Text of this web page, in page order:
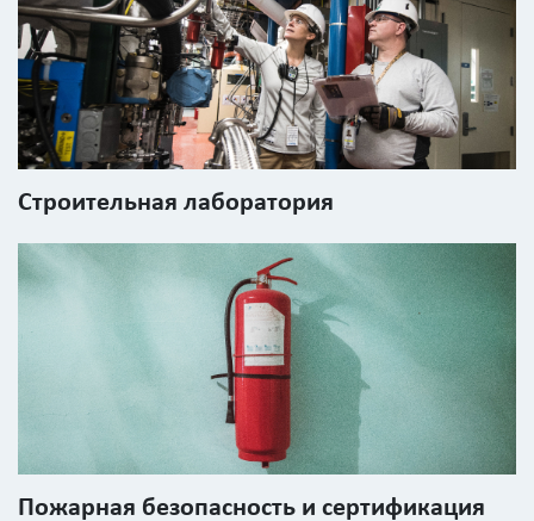
Строительная лаборатория
Пожарная безопасность и сертификация